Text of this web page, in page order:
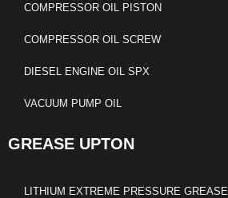
COMPRESSOR OIL PISTON
COMPRESSOR OIL SCREW
DIESEL ENGINE OIL SPX
VACUUM PUMP OIL
GREASE UPTON
LITHIUM EXTREME PRESSURE GREASE